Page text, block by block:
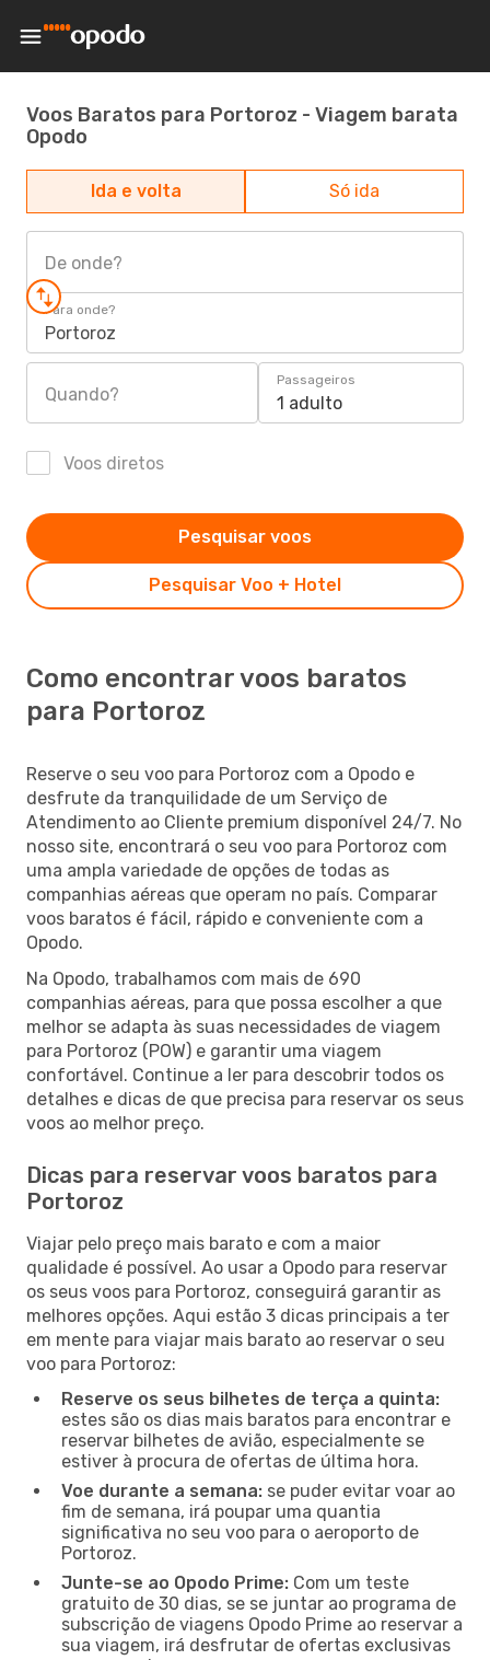
Voos Baratos para Portoroz - Viagem barata
Opodo
Ida e volta Só ida
De onde?
Para onde?
Portoroz
Quando?
Passageiros
1 adulto
Voos diretos
Pesquisar Voo + Hotel
Pesquisar voos
Como encontrar voos baratos
para Portoroz
Reserve o seu voo para Portoroz com a Opodo e
desfrute da tranquilidade de um Serviço de
Atendimento ao Cliente premium disponível 24/7. No
nosso site, encontrará o seu voo para Portoroz com
uma ampla variedade de opções de todas as
companhias aéreas que operam no país. Comparar
voos baratos é fácil, rápido e conveniente com a
Opodo.
Na Opodo, trabalhamos com mais de 690
companhias aéreas, para que possa escolher a que
melhor se adapta às suas necessidades de viagem
para Portoroz (POW) e garantir uma viagem
confortável. Continue a ler para descobrir todos os
detalhes e dicas de que precisa para reservar os seus
voos ao melhor preço.
Dicas para reservar voos baratos para
Portoroz
Viajar pelo preço mais barato e com a maior
qualidade é possível. Ao usar a Opodo para reservar
os seus voos para Portoroz, conseguirá garantir as
melhores opções. Aqui estão 3 dicas principais a ter
em mente para viajar mais barato ao reservar o seu
voo para Portoroz:
Reserve os seus bilhetes de terça a quinta:
estes são os dias mais baratos para encontrar e
reservar bilhetes de avião, especialmente se
estiver à procura de ofertas de última hora.
Voe durante a semana: se puder evitar voar ao
fim de semana, irá poupar uma quantia
significativa no seu voo para o aeroporto de
Portoroz.
Junte-se ao Opodo Prime: Com um teste
gratuito de 30 dias, se se juntar ao programa de
subscrição de viagens Opodo Prime ao reservar a
sua viagem, irá desfrutar de ofertas exclusivas